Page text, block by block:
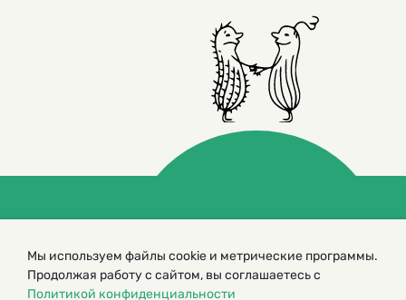
Копирование материалов возможно только с разрешения редакторов
сайта
Политика конфиденциальности
Мы используем файлы cookie и метрические программы.
Продолжая работу с сайтом, вы соглашаетесь с
Политикой конфиденциальности